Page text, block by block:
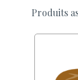
Produits